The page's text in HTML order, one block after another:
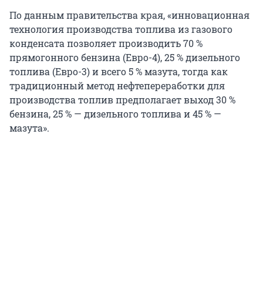
По данным правительства края, «инновационная
технология производства топлива из газового
конденсата позволяет производить 70 %
прямогонного бензина (Евро-4), 25 % дизельного
топлива (Евро-3) и всего 5 % мазута, тогда как
традиционный метод нефтепереработки для
производства топлив предполагает выход 30 %
бензина, 25 % — дизельного топлива и 45 % —
мазута».